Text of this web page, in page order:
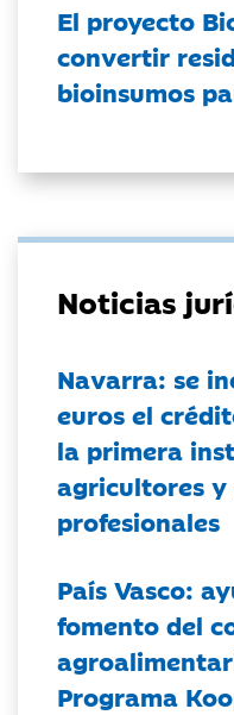
El proyecto
convertir
bioinsumos
Noticias
Navarra: se
euros el
la primera
agricultores
profesionales
País Vasco:
fomento del
Programa